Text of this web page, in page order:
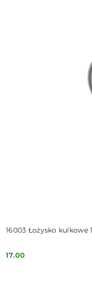
16003 Łożysko kulkowe
Cena:
17.00